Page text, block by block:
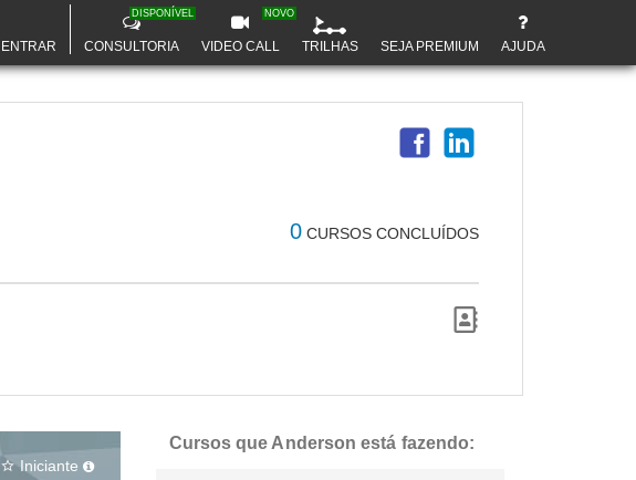
ENTRAR CONSULTORIA
DISPONÍVEL
VIDEO CALL
NOVO
TRILHAS SEJA PREMIUM AJUDA
0 CURSOS CONCLUÍDOS
star_border Iniciante
Cursos que Anderson está fazendo: